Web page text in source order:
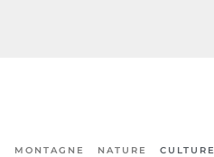
MONTAGNE NATURE CULTURE